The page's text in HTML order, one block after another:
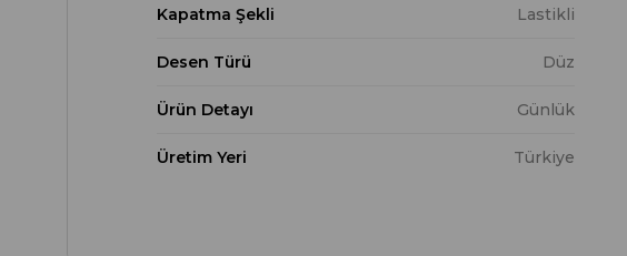
Kapatma Şekli Lastikli
Desen Türü Düz
Ürün Detayı Günlük
Üretim Yeri Türkiye